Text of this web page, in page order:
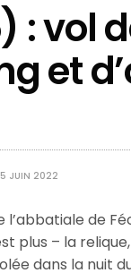
: vol
et
5 JUIN 2022
l’abbatiale de
plus – la
dans la nuit